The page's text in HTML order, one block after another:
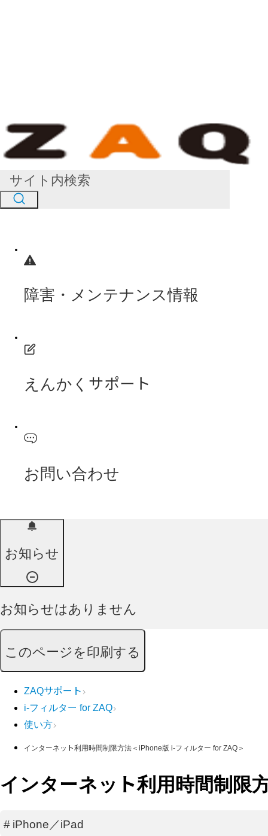
障害・メンテナンス情報
えんかくサポート
お問い合わせ
お知らせ
お知らせはありません
このページを印刷する
ZAQサポート
i-フィルター for ZAQ
使い方
インターネット利用時間制限方法＜iPhone版 i-フィルター for ZAQ＞
インターネット利用時間制限
#iPhone／iPad